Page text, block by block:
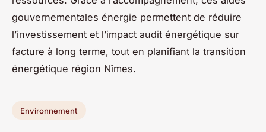
gouvernementales énergie permettent de réduire
l’investissement et l’impact audit énergétique sur
facture à long terme, tout en planifiant la transition
énergétique région Nîmes.
Environnement